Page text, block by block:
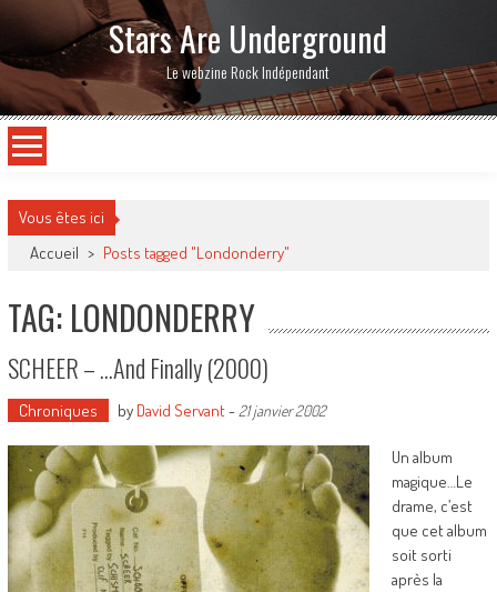
Stars Are Underground
Le webzine Rock Indépendant
Vous êtes ici
Accueil > Posts tagged "Londonderry"
TAG: LONDONDERRY
SCHEER – …And Finally (2000)
Chroniques by David Servant- 21 janvier 2002
Un album
magique…Le
drame, c’est
que cet album
soit sorti
après la